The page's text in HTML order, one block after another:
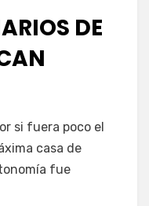
DE
si fuera poco el
casa de
fue